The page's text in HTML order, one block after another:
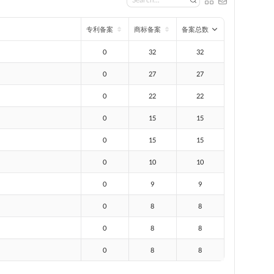
专利备案 商标备案 备案总数
0 32 32
0 27 27
0 22 22
0 15 15
0 15 15
0 10 10
0 9 9
0 8 8
0 8 8
0 8 8